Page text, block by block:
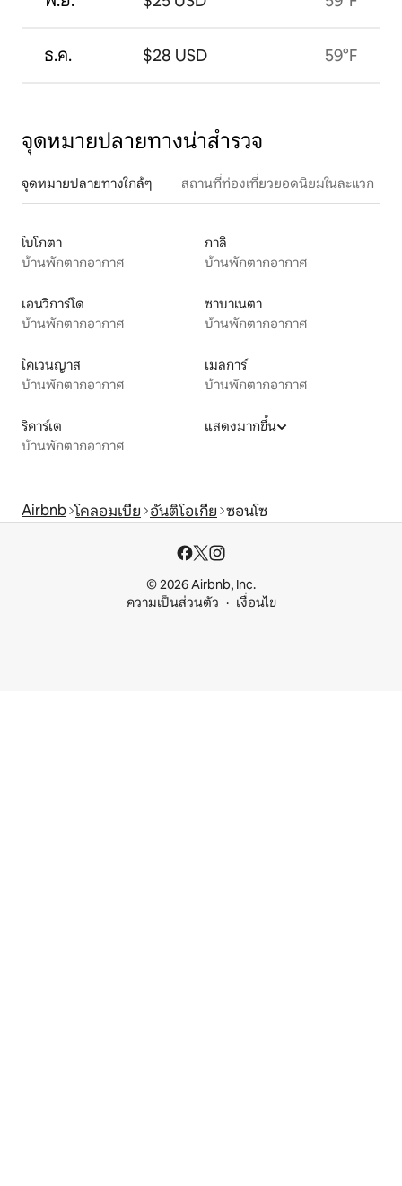
ธ.ค. $28 USD 59°F
จุดหมายปลายทางน่าสำรวจ
จุดหมายปลายทางใกล้ๆ สถานที่ท่องเที่ยวยอดนิยมในละแวก
โบโกตา
บ้านพักตากอากาศ
กาลิ
บ้านพักตากอากาศ
เอนวิการ์โด
บ้านพักตากอากาศ
ซาบาเนตา
บ้านพักตากอากาศ
โคเวนญาส
บ้านพักตากอากาศ
เมลการ์
บ้านพักตากอากาศ
ริคาร์เต
บ้านพักตากอากาศ
แสดงมากขึ้น
Airbnb โคลอมเบีย อันติโอเกีย ซอนโซ
© 2026 Airbnb, Inc.
ความเป็นส่วนตัว
เงื่อนไข